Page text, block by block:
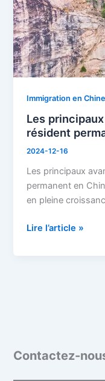
Immigration en Chine
Les
résident
2024-12-16
Les principaux
permanent en
en pleine
permanent
en
Chine
Lire l’article »
Contactez-